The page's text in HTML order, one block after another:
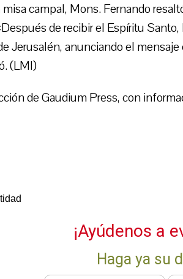
campal, Mons. Fernando
de recibir el Espíritu
Jerusalén, anunciando el
(LMI)
de Gaudium Press, con